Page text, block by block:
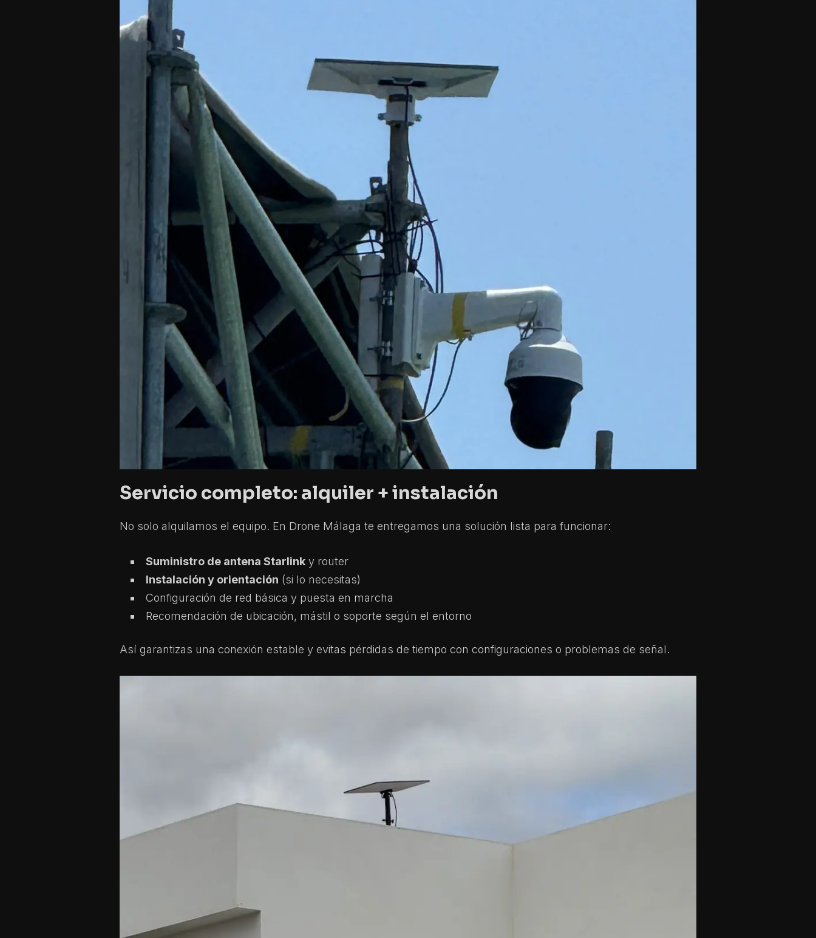
Servicio completo: alquiler + instalación
No solo alquilamos el equipo. En Drone Málaga te entregamos una solución lista para funcionar:
Suministro de antena Starlink y router
Instalación y orientación (si lo necesitas)
Configuración de red básica y puesta en marcha
Recomendación de ubicación, mástil o soporte según el entorno
Así garantizas una conexión estable y evitas pérdidas de tiempo con configuraciones o problemas de señal.